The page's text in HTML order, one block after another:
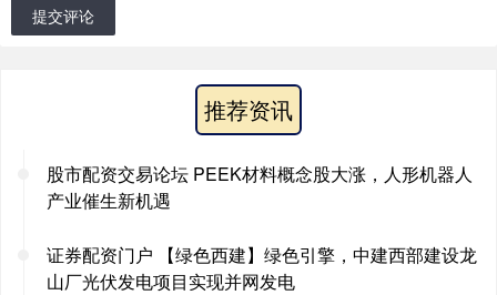
提交评论
推荐资讯
股市配资交易论坛 PEEK材料概念股大涨，人形机器人
产业催生新机遇
证券配资门户 【绿色西建】绿色引擎，中建西部建设龙
山厂光伏发电项目实现并网发电